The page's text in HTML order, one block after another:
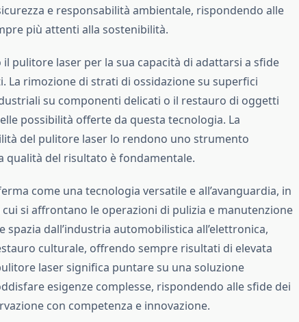
e responsabilità ambientale, rispondendo alle
più attenti alla sostenibilità.
pulitore laser per la sua capacità di adattarsi a sfide
La rimozione di strati di ossidazione su superfici
su componenti delicati o il restauro di oggetti
possibilità offerte da questa tecnologia. La
del pulitore laser lo rendono uno strumento
qualità del risultato è fondamentale.
come una tecnologia versatile e all’avanguardia, in
si affrontano le operazioni di pulizia e manutenzione
spazia dall’industria automobilistica all’elettronica,
culturale, offrendo sempre risultati di elevata
laser significa puntare su una soluzione
esigenze complesse, rispondendo alle sfide dei
con competenza e innovazione.